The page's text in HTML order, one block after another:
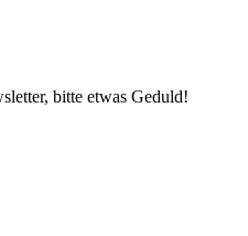
bitte etwas Geduld!